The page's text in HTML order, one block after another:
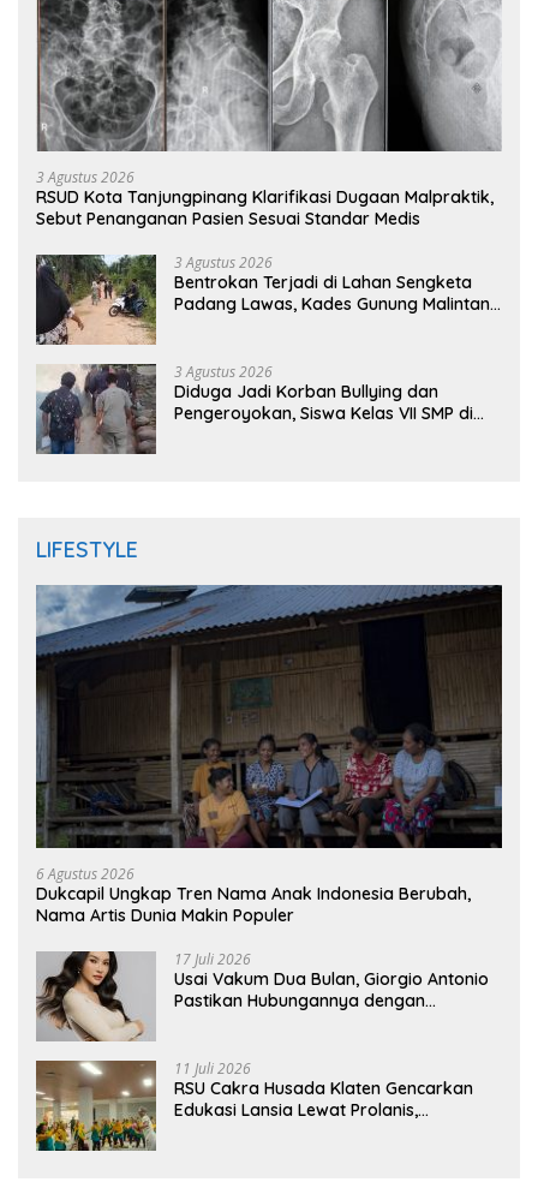
3 Agustus 2026
RSUD Kota Tanjungpinang Klarifikasi Dugaan Malpraktik,
Sebut Penanganan Pasien Sesuai Standar Medis
3 Agustus 2026
Bentrokan Terjadi di Lahan Sengketa
Padang Lawas, Kades Gunung Malintang
3 Agustus 2026
Diduga Jadi Korban Bullying dan
Pengeroyokan, Siswa Kelas VII SMP di
LIFESTYLE
6 Agustus 2026
Dukcapil Ungkap Tren Nama Anak Indonesia Berubah,
Nama Artis Dunia Makin Populer
17 Juli 2026
Usai Vakum Dua Bulan, Giorgio Antonio
Pastikan Hubungannya dengan
11 Juli 2026
RSU Cakra Husada Klaten Gencarkan
Edukasi Lansia Lewat Prolanis,